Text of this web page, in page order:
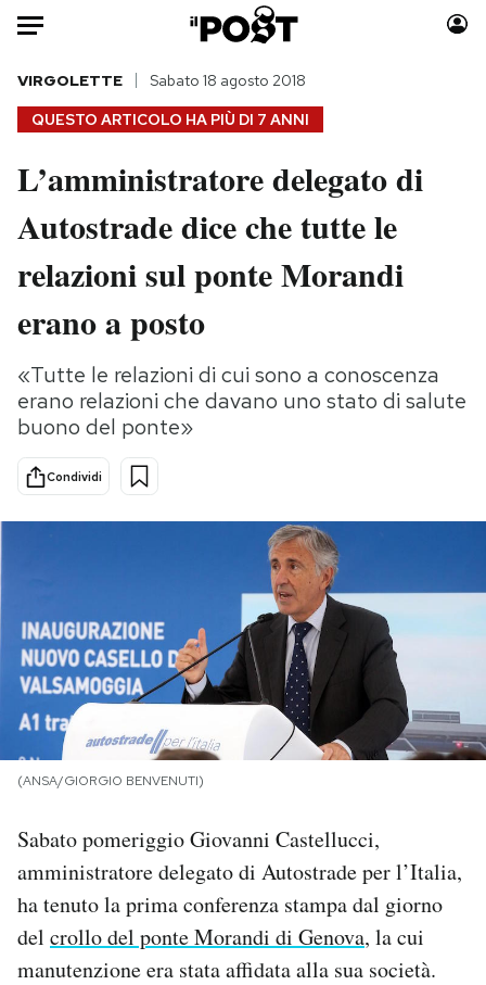
Auto
HOME
Italia
Politica
Tecnologia
Scienza
Cultura
Economia
Sport
Moda
Consumismi
Storie/Idee
Europa
Altrecose
I MIEI PREFERITI
SHOP
AREA PERSONALE
Area Personale
Newsletter
QUESTO ARTICOLO HA PIÙ DI 7 ANNI
VIRGOLETTE Sabato 18 agosto 2018
L’amministratore delegato di
Autostrade dice che tutte le
relazioni sul ponte Morandi
erano a posto
«Tutte le relazioni di cui sono a conoscenza
erano relazioni che davano uno stato di salute
buono del ponte»
Condividi
(ANSA/GIORGIO BENVENUTI)
Sabato pomeriggio Giovanni Castellucci,
amministratore delegato di Autostrade per l’Italia,
ha tenuto la prima conferenza stampa dal giorno
del crollo del ponte Morandi di Genova, la cui
manutenzione era stata affidata alla sua società.